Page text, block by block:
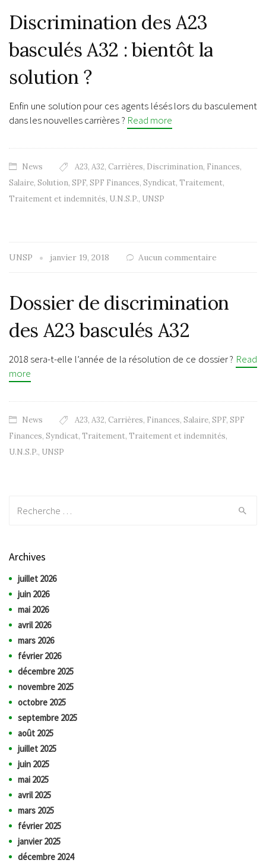
Discrimination des A23
basculés A32 : bientôt la
solution ?
Enfin une solution pour ces agents lésés lors du basculement
dans les nouvelles carrières ? Read more
News A23, A32, Carrières, Discrimination, Finances,
Salaire, Solution, SPF, SPF Finances, Syndicat, Traitement,
Traitement et indemnités, U.N.S.P., UNSP
UNSP janvier 19, 2018 Aucun commentaire
Dossier de discrimination
des A23 basculés A32
2018 sera-t-elle l’année de la résolution de ce dossier ? Read
more
News A23, A32, Carrières, Finances, Salaire, SPF, SPF
Finances, Syndicat, Traitement, Traitement et indemnités,
U.N.S.P., UNSP
Archives
juillet 2026
juin 2026
mai 2026
avril 2026
mars 2026
février 2026
décembre 2025
novembre 2025
octobre 2025
septembre 2025
août 2025
juillet 2025
juin 2025
mai 2025
avril 2025
mars 2025
février 2025
janvier 2025
décembre 2024